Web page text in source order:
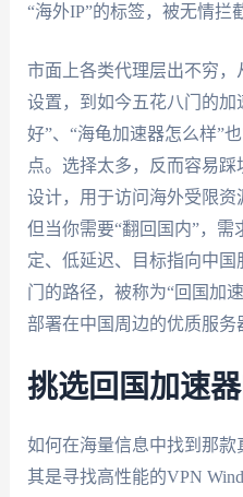
“海外IP”的标签，被无情拦
市面上各类代理层出不穷
设置，到如今五花八门的
好”、“海龟加速器怎么样”
点。选择太多，反而容易
设计，用于访问海外受限资
但当你需要“翻回国内”，
定、低延迟、目标指向中
门的路径，被称为“回国加
部署在中国周边的优质服务
挑选回国加速
如何在海量信息中找到那
其是寻找高性能的VPN